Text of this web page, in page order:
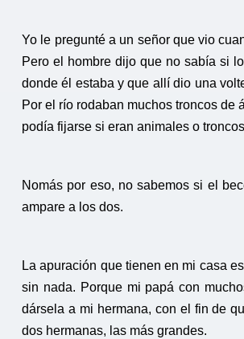
Yo le pregunté a un señor que vio
Pero el hombre dijo que no sabía si
donde él estaba y que allí dio una
Por el río rodaban muchos troncos de
podía fijarse si eran animales o
Nomás por eso, no sabemos si el
ampare a los dos.
La apuración que tienen en mi casa
sin nada. Porque mi papá con
dársela a mi hermana, con el fin de
dos hermanas, las más grandes.